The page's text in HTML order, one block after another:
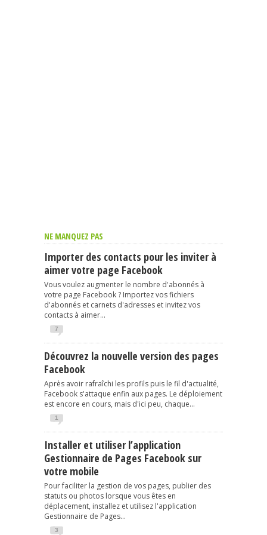
NE MANQUEZ PAS
Importer des contacts pour les inviter à
aimer votre page Facebook
Vous voulez augmenter le nombre d'abonnés à
votre page Facebook ? Importez vos fichiers
d'abonnés et carnets d'adresses et invitez vos
contacts à aimer...
7
Découvrez la nouvelle version des pages
Facebook
Après avoir rafraîchi les profils puis le fil d'actualité,
Facebook s'attaque enfin aux pages. Le déploiement
est encore en cours, mais d'ici peu, chaque...
1
Installer et utiliser l’application
Gestionnaire de Pages Facebook sur
votre mobile
Pour faciliter la gestion de vos pages, publier des
statuts ou photos lorsque vous êtes en
déplacement, installez et utilisez l'application
Gestionnaire de Pages...
3